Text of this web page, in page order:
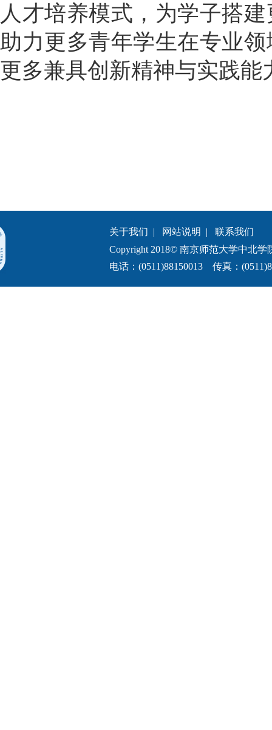
人才培养模式，为学子搭
助力更多青年学生在专业
更多兼具创新精神与实践能
关于我们 | 网站说明 | 联系我们
Copyright 2018© 南京师范大学中北学
电话：(0511)88150013 传真：